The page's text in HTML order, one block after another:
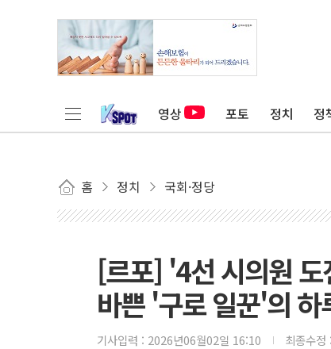
영상 포토 정치 정
홈 정치 국회·정당
[르포] '4선 시의원 도
바쁜 '구로 일꾼'의 하
기사입력 : 2026년06월02일 16:10 최종수정 :